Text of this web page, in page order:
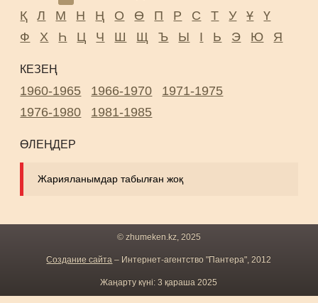
Қ
Л М Н Ң О Ө П Р С Т У Ұ
Ү
Ф
Х Һ Ц Ч Ш Щ Ъ Ы І Ь Э Ю Я
КЕЗЕҢ
1960-1965 1966-1970
1971-1975
1976-1980
1981-1985
ӨЛЕҢДЕР
Жарияланымдар табылған жоқ
© zhumeken.kz, 2025
Создание сайта – Интернет-агентство "Пантера", 2012
Жаңарту күні: 3 қараша 2025